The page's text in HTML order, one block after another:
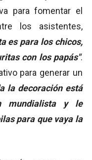
para fomentar el
los asistentes,
es para los chicos,
con los papás".
para generar un
la decoración está
mundialista y le
para que vaya la